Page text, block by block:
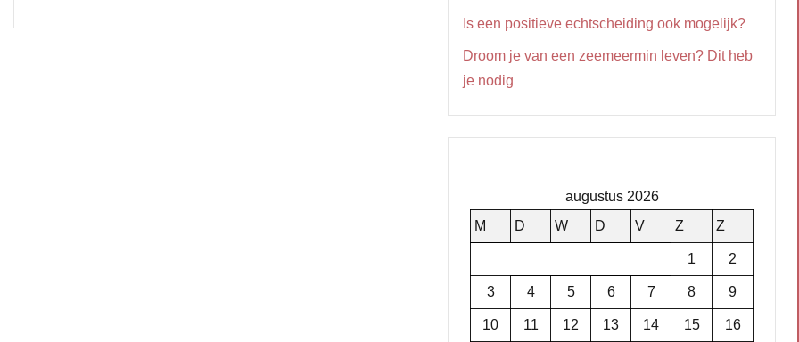
Is een positieve echtscheiding ook mogelijk?
Droom je van een zeemeermin leven? Dit heb
je nodig
augustus 2026
M
D W D V Z Z
1 2
3 4 5 6 7 8 9
10 11 12 13 14 15 16